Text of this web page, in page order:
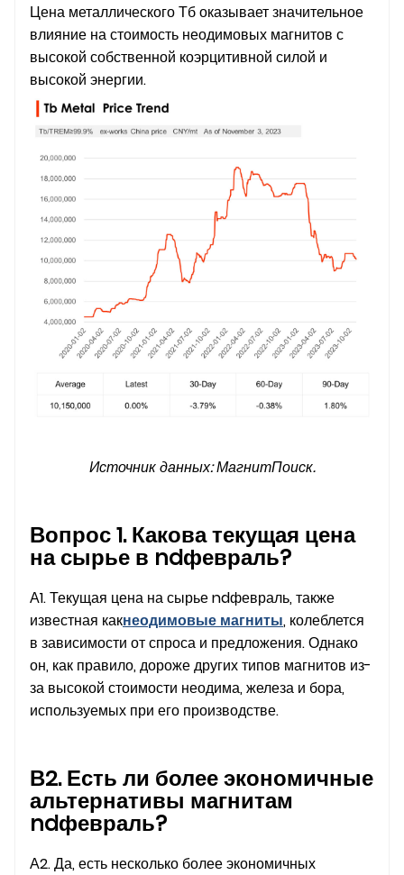
Цена металлического Тб оказывает значительное
влияние на стоимость неодимовых магнитов с
высокой собственной коэрцитивной силой и
высокой энергии.
Источник данных: МагнитПоиск.
Вопрос 1. Какова текущая цена
на сырье в ndфевраль?
А1. Текущая цена на сырье ndфевраль, также
известная какнеодимовые магниты, колеблется
в зависимости от спроса и предложения. Однако
он, как правило, дороже других типов магнитов из-
за высокой стоимости неодима, железа и бора,
используемых при его производстве.
В2. Есть ли более экономичные
альтернативы магнитам
ndфевраль?
А2. Да, есть несколько более экономичных